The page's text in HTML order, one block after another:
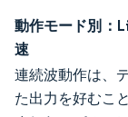
動作モード別：
速
連続波動作は、
た出力を好むこ